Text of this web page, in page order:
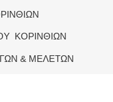
ΚΟΡΙΝΘΙΩΝ
& ΜΕΛΕΤΩΝ